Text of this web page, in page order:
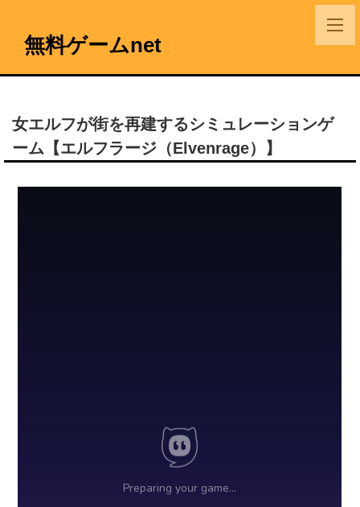
無料ゲームnet
女エルフが街を再建するシミュレーションゲ
ーム【エルフラージ（Elvenrage）】